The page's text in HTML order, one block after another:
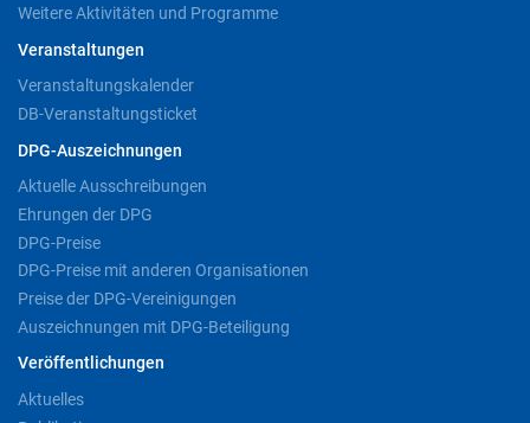
Weitere Aktivitäten und Programme
Veranstaltungen
Veranstaltungskalender
DB-Veranstaltungsticket
DPG-Auszeichnungen
Aktuelle Ausschreibungen
Ehrungen der DPG
DPG-Preise
DPG-Preise mit anderen Organisationen
Preise der DPG-Vereinigungen
Auszeichnungen mit DPG-Beteiligung
Veröffentlichungen
Aktuelles